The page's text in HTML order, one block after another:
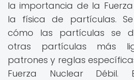
la importancia de la
la física de partículas.
cómo las partículas se
otras partículas más
patrones y reglas
Fuerza Nuclear Débil.